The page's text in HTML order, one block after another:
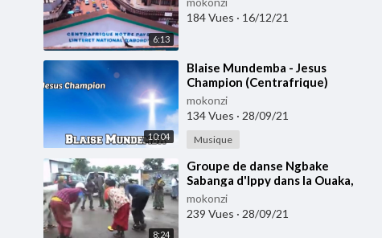
6:13
184 Vues · 16/12/21
10:04
⁣Blaise Mundemba - Jesus
Champion (Centrafrique)
mokonzi
134 Vues · 28/09/21
Musique
8:24
⁣Groupe de danse Ngbake
Sabanga d'Ippy dans la Ouaka,
Centrafrique
mokonzi
239 Vues · 28/09/21